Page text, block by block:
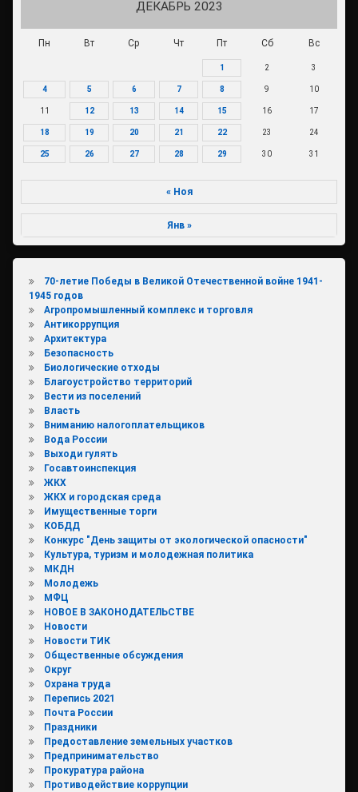
ДЕКАБРЬ 2023
Пн Вт Ср Чт Пт Сб Вс
1 2 3
4 5 6 7 8 9 10
11 12 13 14 15 16 17
18 19 20 21 22 23 24
25 26 27 28 29 30 31
« Ноя
Янв »
70-летие Победы в Великой Отечественной войне 1941-
1945 годов
Агропромышленный комплекс и торговля
Антикоррупция
Архитектура
Безопасность
Биологические отходы
Благоустройство территорий
Вести из поселений
Власть
Вниманию налогоплательщиков
Вода России
Выходи гулять
Госавтоинспекция
ЖКХ
ЖКХ и городская среда
Имущественные торги
КОБДД
Конкурс "День защиты от экологической опасности"
Культура, туризм и молодежная политика
МКДН
Молодежь
МФЦ
НОВОЕ В ЗАКОНОДАТЕЛЬСТВЕ
Новости
Новости ТИК
Общественные обсуждения
Округ
Охрана труда
Перепись 2021
Почта России
Праздники
Предоставление земельных участков
Предпринимательство
Прокуратура района
Противодействие коррупции